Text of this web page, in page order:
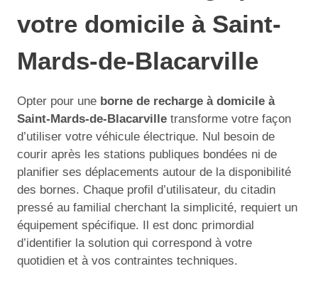
votre domicile à Saint-
Mards-de-Blacarville
Opter pour une borne de recharge à domicile à
Saint-Mards-de-Blacarville transforme votre façon
d’utiliser votre véhicule électrique. Nul besoin de
courir après les stations publiques bondées ni de
planifier ses déplacements autour de la disponibilité
des bornes. Chaque profil d’utilisateur, du citadin
pressé au familial cherchant la simplicité, requiert un
équipement spécifique. Il est donc primordial
d’identifier la solution qui correspond à votre
quotidien et à vos contraintes techniques.